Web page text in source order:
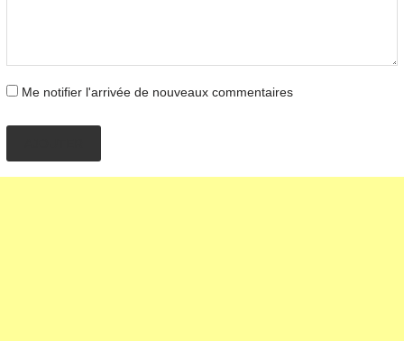
Me notifier l'arrivée de nouveaux commentaires